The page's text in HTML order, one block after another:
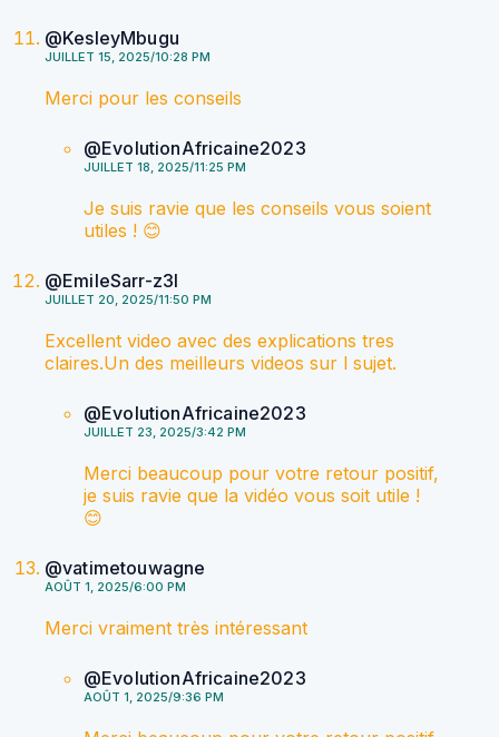
@KesleyMbugu
JUILLET 15, 2025/10:28 PM
Merci pour les conseils
@EvolutionAfricaine2023
JUILLET 18, 2025/11:25 PM
Je suis ravie que les conseils vous soient
utiles ! 😊
@EmileSarr-z3l
JUILLET 20, 2025/11:50 PM
Excellent video avec des explications tres
claires.Un des meilleurs videos sur l sujet.
@EvolutionAfricaine2023
JUILLET 23, 2025/3:42 PM
Merci beaucoup pour votre retour positif,
je suis ravie que la vidéo vous soit utile !
😊
@vatimetouwagne
AOÛT 1, 2025/6:00 PM
Merci vraiment très intéressant
@EvolutionAfricaine2023
AOÛT 1, 2025/9:36 PM